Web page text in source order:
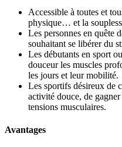
Accessible à toutes et
physique… et la
Les personnes en quête
souhaitant se libérer du
Les débutants en sport
douceur les muscles
les jours et leur mobilité.
Les sportifs désireux de
activité douce, de
tensions musculaires.
Avantages